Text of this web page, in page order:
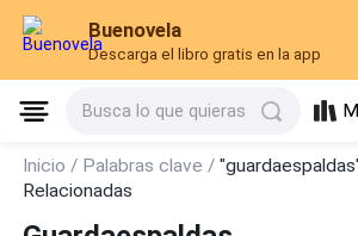
Buenovela
Descarga el libro gratis en la app
Busca lo que quieras
Inicio / Palabras clave /
Relacionadas